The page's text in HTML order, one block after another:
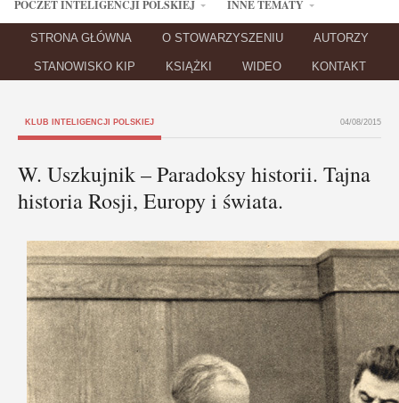
POCZET INTELIGENCJI POLSKIEJ INNE TEMATY
STRONA GŁÓWNA O STOWARZYSZENIU AUTORZY
STANOWISKO KIP KSIĄŻKI WIDEO KONTAKT
KLUB INTELIGENCJI POLSKIEJ 04/08/2015
W. Uszkujnik – Paradoksy historii. Tajna
historia Rosji, Europy i świata.